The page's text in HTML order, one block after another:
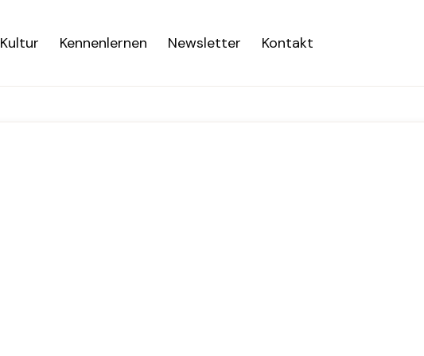
Kultur Kennenlernen Newsletter Kontakt